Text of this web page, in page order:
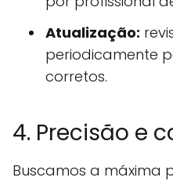
Atualização:
periodicamente
corretos.
4. Precisão e
Buscamos a máxima